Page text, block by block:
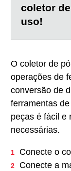
coletor
uso!
O coletor de
operações de
conversão de
ferramentas
peças é fácil e
necessárias.
Conecte o
Conecte a